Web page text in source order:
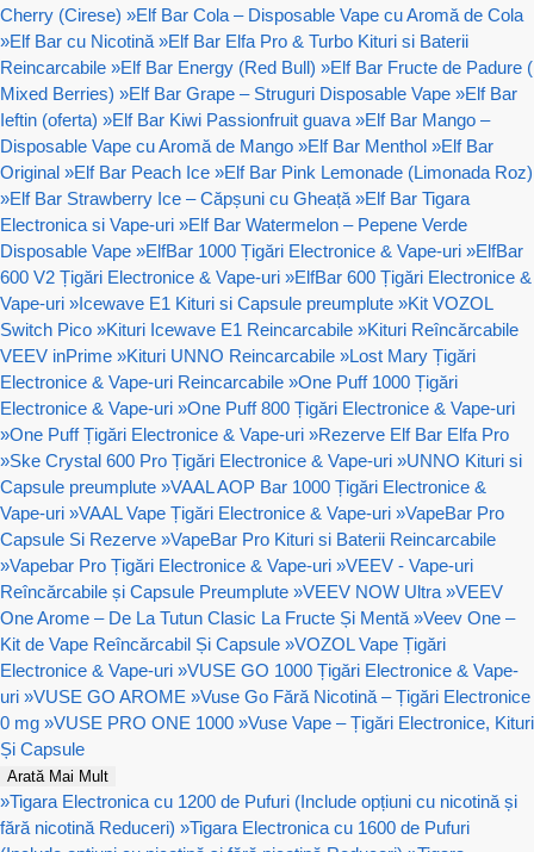
Cherry (Cirese) »Elf Bar Cola – Disposable Vape cu Aromă de Cola
»Elf Bar cu Nicotină »Elf Bar Elfa Pro & Turbo Kituri si Baterii
Reincarcabile »Elf Bar Energy (Red Bull) »Elf Bar Fructe de Padure (
Mixed Berries) »Elf Bar Grape – Struguri Disposable Vape »Elf Bar
Ieftin (oferta) »Elf Bar Kiwi Passionfruit guava »Elf Bar Mango –
Disposable Vape cu Aromă de Mango »Elf Bar Menthol »Elf Bar
Original »Elf Bar Peach Ice »Elf Bar Pink Lemonade (Limonada Roz)
»Elf Bar Strawberry Ice – Căpșuni cu Gheață »Elf Bar Tigara
Electronica si Vape-uri »Elf Bar Watermelon – Pepene Verde
Disposable Vape »ElfBar 1000 Țigări Electronice & Vape-uri »ElfBar
600 V2 Țigări Electronice & Vape-uri »ElfBar 600 Țigări Electronice &
Vape-uri »Icewave E1 Kituri si Capsule preumplute »Kit VOZOL
Switch Pico »Kituri Icewave E1 Reincarcabile »Kituri Reîncărcabile
VEEV inPrime »Kituri UNNO Reincarcabile »Lost Mary Țigări
Electronice & Vape-uri Reincarcabile »One Puff 1000 Țigări
Electronice & Vape-uri »One Puff 800 Țigări Electronice & Vape-uri
»One Puff Țigări Electronice & Vape-uri »Rezerve Elf Bar Elfa Pro
»Ske Crystal 600 Pro Țigări Electronice & Vape-uri »UNNO Kituri si
Capsule preumplute »VAAL AOP Bar 1000 Țigări Electronice &
Vape-uri »VAAL Vape Țigări Electronice & Vape-uri »VapeBar Pro
Capsule Si Rezerve »VapeBar Pro Kituri si Baterii Reincarcabile
»Vapebar Pro Țigări Electronice & Vape-uri »VEEV - Vape-uri
Reîncărcabile și Capsule Preumplute »VEEV NOW Ultra »VEEV
One Arome – De La Tutun Clasic La Fructe Și Mentă »Veev One –
Kit de Vape Reîncărcabil Și Capsule »VOZOL Vape Țigări
Electronice & Vape-uri »VUSE GO 1000 Țigări Electronice & Vape-
uri »VUSE GO AROME »Vuse Go Fără Nicotină – Țigări Electronice
0 mg »VUSE PRO ONE 1000 »Vuse Vape – Țigări Electronice, Kituri
Și Capsule
Arată Mai Mult
»Tigara Electronica cu 1200 de Pufuri (Include opțiuni cu nicotină și
fără nicotină Reduceri) »Tigara Electronica cu 1600 de Pufuri